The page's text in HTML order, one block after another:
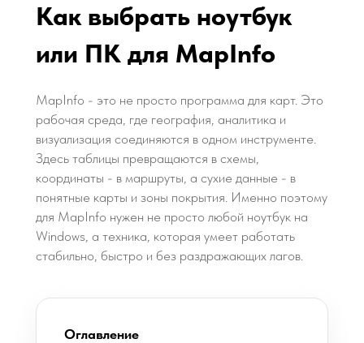
Как выбрать ноутбук
или ПК для MapInfo
MapInfo - это не просто программа для карт. Это
рабочая среда, где география, аналитика и
визуализация соединяются в одном инструменте.
Здесь таблицы превращаются в схемы,
координаты - в маршруты, а сухие данные - в
понятные карты и зоны покрытия. Именно поэтому
для MapInfo нужен не просто любой ноутбук на
Windows, а техника, которая умеет работать
стабильно, быстро и без раздражающих лагов.
Оглавление